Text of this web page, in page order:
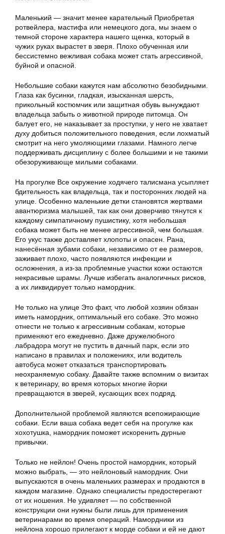
Маленький — значит менее карательный Приобретая
ротвейлера, мастифа или немецкого дога, мы знаем о
темной стороне характера нашего щенка, который в
чужих руках вырастет в зверя. Плохо обученная или
бессистемно вежливая собака может стать агрессивной,
буйной и опасной.
Небольшие собаки кажутся нам абсолютно безобидными.
Глаза как бусинки, гладкая, изысканная шерсть,
прикольный костюмчик или защитная обувь вынуждают
владельца забыть о животной природе питомца. Он
балует его, не наказывает за проступки, у него не хватает
духу добиться положительного поведения, если лохматый
смотрит на него умоляющими глазами. Намного легче
поддерживать дисциплину с более большими и не такими
обезоруживающе милыми собаками.
На прогулке Все окружение ходячего талисмана усыпляет
бдительность как владельца, так и посторонних людей на
улице. Особенно маленькие детки становятся жертвами
авантюризма малышей, так как они доверчиво тянутся к
каждому симпатичному пушистику, хотя небольшая
собака может быть не менее агрессивной, чем большая.
Его укус также доставляет хлопоты и опасен. Рана,
нанесённая зубами собаки, независимо от ее размеров,
заживает плохо, часто появляются инфекции и
осложнения, а из-за проблемные участки кожи остаются
некрасивые шрамы. Лучше избегать аналогичных рисков,
а их ликвидирует только намордник.
Не только на улице Это факт, что любой хозяин обязан
иметь намордник, оптимальный его собаке. Это можно
отнести не только к агрессивным собакам, которые
применяют его ежедневно. Даже дружелюбного
лабрадора могут не пустить в дачный парк, если это
написано в правилах и положениях, или водитель
автобуса может отказаться транспортировать
неохраняемую собаку. Давайте также вспомним о визитах
к ветеринару, во время которых многие йорки
превращаются в зверей, кусающих всех подряд.
Дополнительной проблемой являются всепожирающие
собаки. Если ваша собака ведет себя на прогулке как
хохотушка, намордник поможет искоренить дурные
привычки.
Только не нейлон! Очень простой намордник, который
можно выбрать, — это нейлоновый намордник. Они
выпускаются в очень маленьких размерах и продаются в
каждом магазине. Однако специалисты предостерегают
от их ношения. Не удивляет — по собственной
конструкции они нужны были лишь для применения
ветеринарами во время операций. Намордники из
нейлона хорошо прилегают к морде собаки и ей не дают